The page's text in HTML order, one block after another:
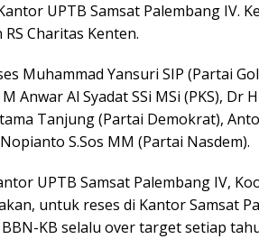
UPTB Samsat Palembang IV.
Charitas Kenten.
Muhammad Yansuri SIP (Partai
Anwar Al Syadat SSi MSi (PKS), Dr
Tanjung (Partai Demokrat),
S.Sos MM (Partai Nasdem).
UPTB Samsat Palembang IV,
untuk reses di Kantor Samsat
KB selalu over target setiap